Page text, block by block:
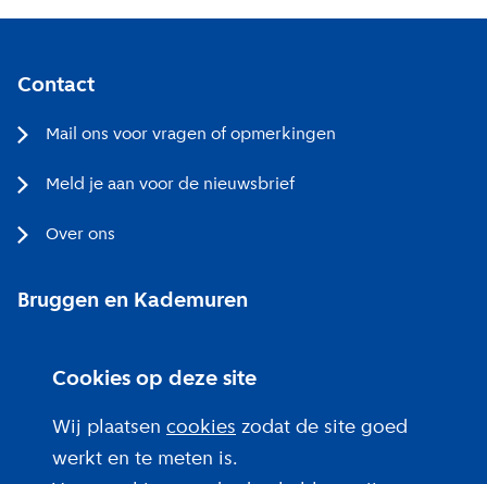
Cookies op deze site
Wij plaatsen cookies zodat de site goed
werkt en te meten is.
Contact
Mail ons voor vragen of opmerkingen
Meld je aan voor de nieuwsbrief
Over ons
Bruggen en Kademuren